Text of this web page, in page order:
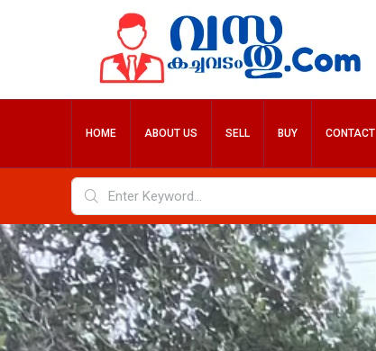
HOME ABOUT US SELL BUY CONTACT